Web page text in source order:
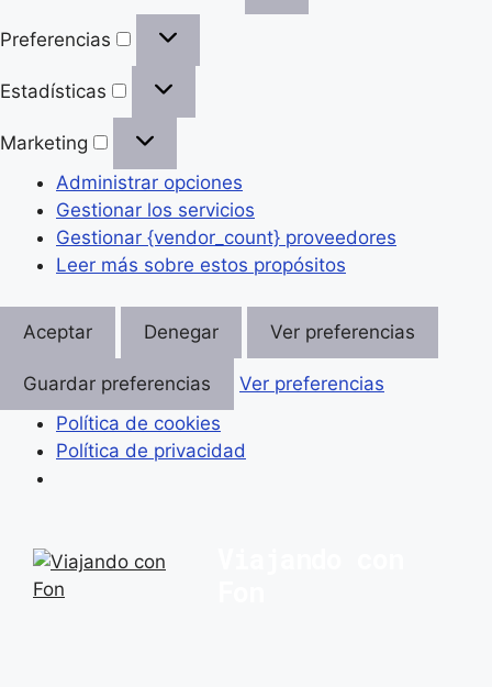
Preferencias
Estadísticas
Marketing
Administrar opciones
Gestionar los servicios
Gestionar {vendor_count} proveedores
Leer más sobre estos propósitos
Aceptar Denegar Ver preferencias
Guardar preferencias
Ver preferencias
Política de cookies
Política de privacidad
contenido